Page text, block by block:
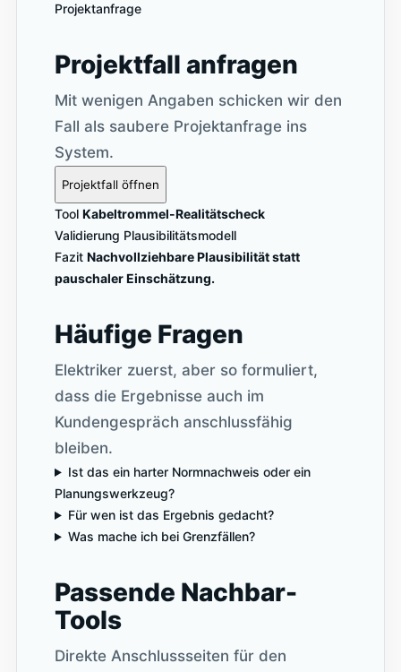
Projektanfrage
Projektfall anfragen
Mit wenigen Angaben schicken wir den
Fall als saubere Projektanfrage ins
System.
Projektfall öffnen
Tool Kabeltrommel-Realitätscheck
Validierung Plausibilitätsmodell
Fazit Nachvollziehbare Plausibilität statt
pauschaler Einschätzung.
Häufige Fragen
Elektriker zuerst, aber so formuliert,
dass die Ergebnisse auch im
Kundengespräch anschlussfähig
bleiben.
Ist das ein harter Normnachweis oder ein
Planungswerkzeug?
Für wen ist das Ergebnis gedacht?
Was mache ich bei Grenzfällen?
Passende Nachbar-
Tools
Direkte Anschlussseiten für den